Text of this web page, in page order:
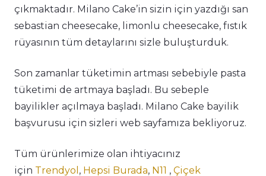
çıkmaktadır. Milano Cake’in sizin için yazdığı san
sebastian cheesecake, limonlu cheesecake, fıstık
rüyasının tüm detaylarını sizle buluşturduk.
Son zamanlar tüketimin artması sebebiyle pasta
tüketimi de artmaya başladı. Bu sebeple
bayilikler açılmaya başladı. Milano Cake bayilik
başvurusu için sizleri web sayfamıza bekliyoruz.
Tüm ürünlerimize olan ihtiyacınız
için Trendyol , Hepsi Burada, N11 , Çiçek